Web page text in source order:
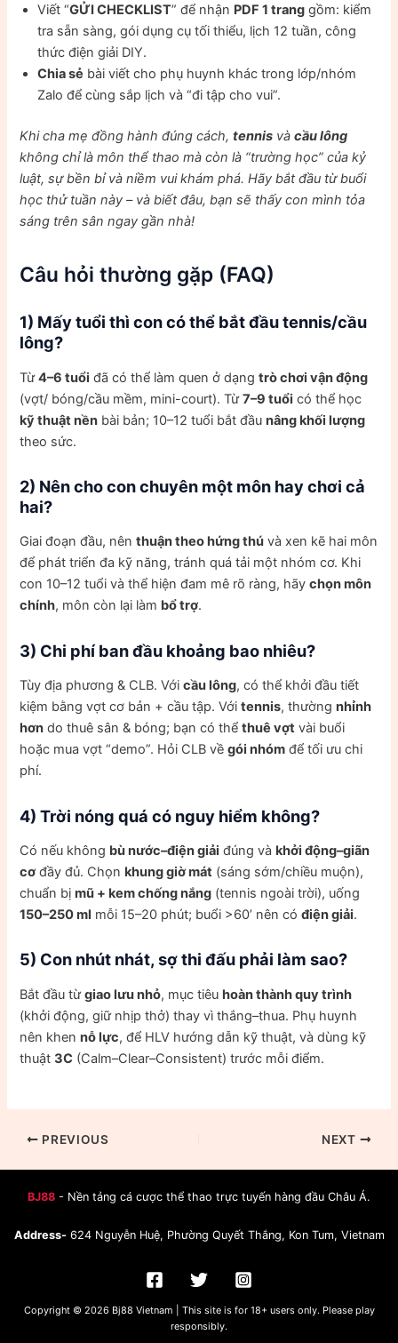
Viết “GỬI CHECKLIST” để nhận PDF 1 trang gồm: kiểm
tra sẵn sàng, gói dụng cụ tối thiểu, lịch 12 tuần, công
thức điện giải DIY.
Chia sẻ bài viết cho phụ huynh khác trong lớp/nhóm
Zalo để cùng sắp lịch và “đi tập cho vui”.
Khi cha mẹ đồng hành đúng cách,tennis vàcầu lông
không chỉ là môn thể thao mà còn là “trường học” của kỷ
luật, sự bền bỉ và niềm vui khám phá. Hãy bắt đầu từ buổi
học thử tuần này – và biết đâu, bạn sẽ thấy con mình tỏa
sáng trên sân ngay gần nhà!
Câu hỏi thường gặp (FAQ)
1) Mấy tuổi thì con có thể bắt đầu tennis/cầu
lông?
Từ4–6 tuổi đã có thể làm quen ở dạngtrò chơi vận động
(vợt/ bóng/cầu mềm, mini-court). Từ7–9 tuổi có thể học
kỹ thuật nền bài bản; 10–12 tuổi bắt đầunâng khối lượng
theo sức.
2) Nên cho con chuyên một môn hay chơi cả
hai?
Giai đoạn đầu, nênthuận theo hứng thú và xen kẽ hai môn
để phát triển đa kỹ năng, tránh quá tải một nhóm cơ. Khi
con 10–12 tuổi và thể hiện đam mê rõ ràng, hãychọn môn
chính, môn còn lại làm bổ trợ.
3) Chi phí ban đầu khoảng bao nhiêu?
Tùy địa phương & CLB. Vớicầu lông, có thể khởi đầu tiết
kiệm bằng vợt cơ bản + cầu tập. Vớitennis, thườngnhỉnh
hơn do thuê sân & bóng; bạn có thểthuê vợt vài buổi
hoặc mua vợt “demo”. Hỏi CLB vềgói nhóm để tối ưu chi
phí.
4) Trời nóng quá có nguy hiểm không?
Có nếu không bù nước–điện giải đúng vàkhởi động–giãn
cơ đầy đủ. Chọnkhung giờ mát (sáng sớm/chiều muộn),
chuẩn bịmũ + kem chống nắng (tennis ngoài trời), uống
150–250 ml mỗi 15–20 phút; buổi >60’ nên cóđiện giải.
5) Con nhút nhát, sợ thi đấu phải làm sao?
Bắt đầu từgiao lưu nhỏ, mục tiêuhoàn thành quy trình
(khởi động, giữ nhịp thở) thay vì thắng–thua. Phụ huynh
nên khennỗ lực, để HLV hướng dẫn kỹ thuật, và dùng kỹ
thuật3C (Calm–Clear–Consistent) trước mỗi điểm.
PREVIOUS NEXT
BJ88 - Nền tảng cá cược thể thao trực tuyến hàng đầu Châu Á.
Address- 624 Nguyễn Huệ, Phường Quyết Thắng, Kon Tum, Vietnam
Copyright © 2026 Bj88 Vietnam | This site is for 18+ users only. Please play
responsibly.